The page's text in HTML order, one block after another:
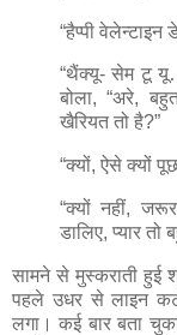
“हैप्पी वेलेन्टाइन
“थैंक्यू- सेम टू
बोला, “अरे,
खैरियत तो है?”
“क्यों, ऐसे क्यों
“क्यों नहीं,
डालिए, प्यार
सामने से मुस्कराती हुई
पहले उधर से लाइन कट
लगा। कई बार बता